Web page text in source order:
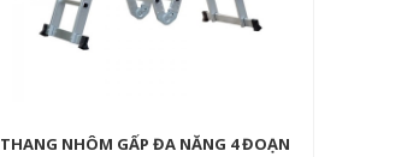
THANG NHÔM GẤP ĐA NĂNG 4 ĐOẠN